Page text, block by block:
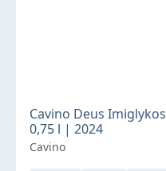
Cavino Deus
0,75 l | 2024
Cavino